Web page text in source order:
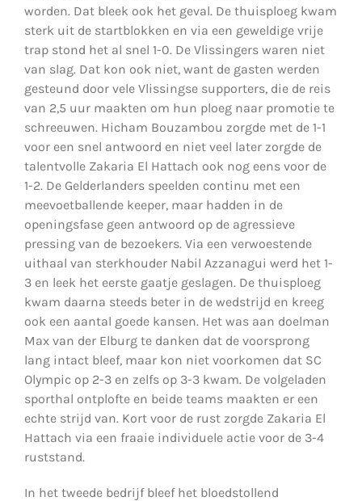
worden. Dat bleek ook het geval. De thuisploeg kwam
sterk uit de startblokken en via een geweldige vrije
trap stond het al snel 1-0. De Vlissingers waren niet
van slag. Dat kon ook niet, want de gasten werden
gesteund door vele Vlissingse supporters, die de reis
van 2,5 uur maakten om hun ploeg naar promotie te
schreeuwen. Hicham Bouzambou zorgde met de 1-1
voor een snel antwoord en niet veel later zorgde de
talentvolle Zakaria El Hattach ook nog eens voor de
1-2. De Gelderlanders speelden continu met een
meevoetballende keeper, maar hadden in de
openingsfase geen antwoord op de agressieve
pressing van de bezoekers. Via een verwoestende
uithaal van sterkhouder Nabil Azzanagui werd het 1-
3 en leek het eerste gaatje geslagen. De thuisploeg
kwam daarna steeds beter in de wedstrijd en kreeg
ook een aantal goede kansen. Het was aan doelman
Max van der Elburg te danken dat de voorsprong
lang intact bleef, maar kon niet voorkomen dat SC
Olympic op 2-3 en zelfs op 3-3 kwam. De volgeladen
sporthal ontplofte en beide teams maakten er een
echte strijd van. Kort voor de rust zorgde Zakaria El
Hattach via een fraaie individuele actie voor de 3-4
ruststand.
In het tweede bedrijf bleef het bloedstollend